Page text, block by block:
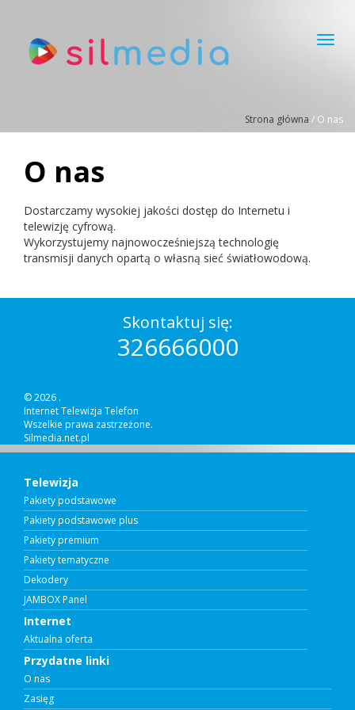
Strona główna / O nas
O nas
Dostarczamy wysokiej jakości dostęp do Internetu i
telewizję cyfrową.
Wykorzystujemy najnowocześniejszą technologię
transmisji danych opartą o własną sieć światłowodową.
Skontaktuj się:
326666000
© 2026 .
Internet Telewizja Telefon
Wszelkie prawa zastrzeżone.
Silmedia.net.pl
Telewizja
Pakiety podstawowe
Pakiety podstawowe plus
Pakiety premium
Pakiety tematyczne
Dekodery
JAMBOX Panel
Internet
Aktualna oferta
Przydatne linki
O nas
Zasięg